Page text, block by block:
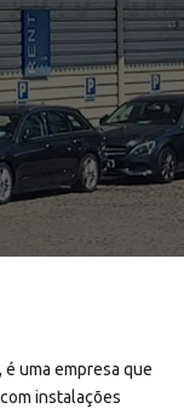
é uma empresa que
instalações